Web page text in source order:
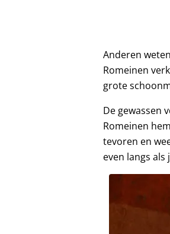
Anderen
Romeinen
grote
De gewassen
Romeinen
tevoren en
even langs als